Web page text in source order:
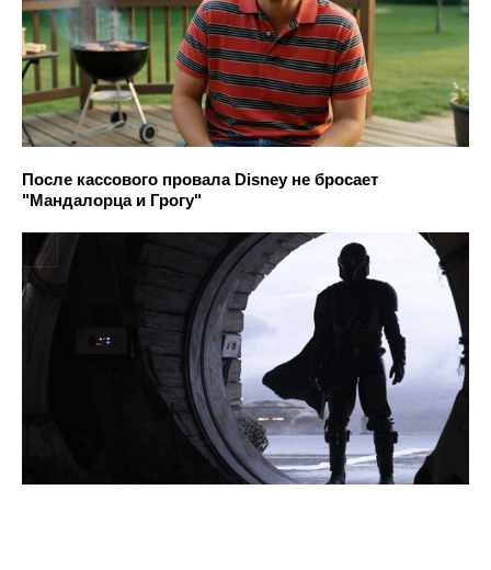
После кассового провала Disney не бросает
"Мандалорца и Грогу"